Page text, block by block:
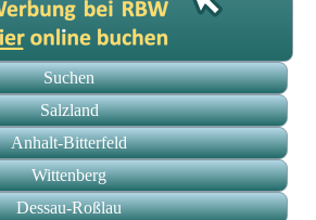
Suchen
Salzland
Anhalt-Bitterfeld
Wittenberg
Dessau-Roßlau